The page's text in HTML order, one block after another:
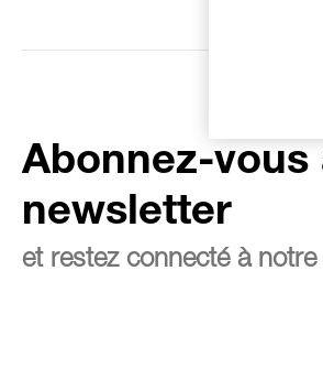
Abonnez-vous
newsletter
et restez connecté à notre